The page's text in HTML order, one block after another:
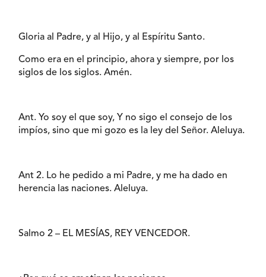
Gloria al Padre, y al Hijo, y al Espíritu Santo.
Como era en el principio, ahora y siempre, por los
siglos de los siglos. Amén.
Ant. Yo soy el que soy, Y no sigo el consejo de los
impíos, sino que mi gozo es la ley del Señor. Aleluya.
Ant 2. Lo he pedido a mi Padre, y me ha dado en
herencia las naciones. Aleluya.
Salmo 2 – EL MESÍAS, REY VENCEDOR.